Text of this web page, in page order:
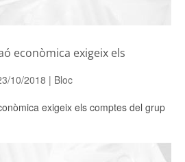
econòmica exigeix ​​els
10/2018 | Bloc
exigeix ​​els comptes del grup